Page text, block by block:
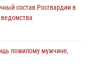
состав Росгвардии в
пожилому мужчине,